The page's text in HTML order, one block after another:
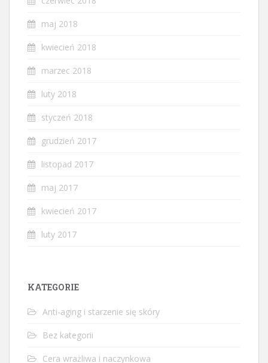
maj 2018
kwiecień 2018
marzec 2018
luty 2018
styczeń 2018
grudzień 2017
listopad 2017
maj 2017
kwiecień 2017
luty 2017
KATEGORIE
Anti-aging i starzenie się skóry
Bez kategorii
Cera wrażliwa i naczynkowa